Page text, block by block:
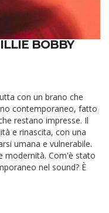
BOBBY
con un brano che
contemporaneo, fatto
restano impresse. Il
e rinascita, con una
umana e vulnerabile.
modernità. Com'è stato
nel sound? È